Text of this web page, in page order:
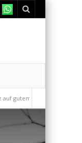
Mit der Drahtseilbahn